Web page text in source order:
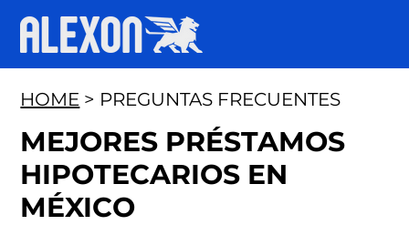
HOME > PREGUNTAS FRECUENTES
MEJORES PRÉSTAMOS
HIPOTECARIOS EN
MÉXICO